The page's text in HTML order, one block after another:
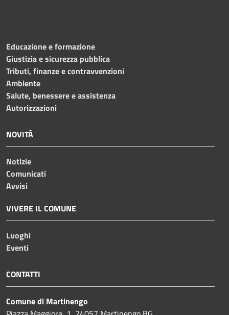
Educazione e formazione
Giustizia e sicurezza pubblica
Tributi, finanze e contravvenzioni
Ambiente
Salute, benessere e assistenza
Autorizzazioni
NOVITÀ
Notizie
Comunicati
Avvisi
VIVERE IL COMUNE
Luoghi
Eventi
CONTATTI
Comune di Martinengo